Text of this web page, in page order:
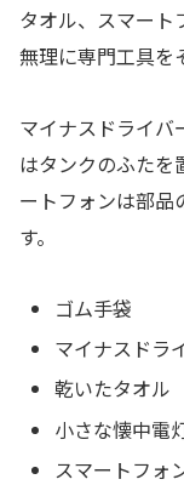
タオル、スマート
無理に専門工具を
マイナスドライバ
はタンクのふたを
ートフォンは部品
す。
ゴム手袋
マイナスドラ
乾いたタオル
小さな懐中電
スマートフォ